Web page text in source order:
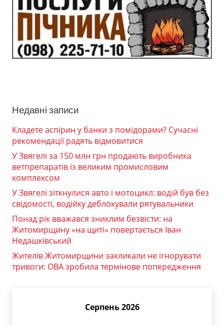
Недавні записи
Кладете аспірин у банки з помідорами? Сучасні
рекомендації радять відмовитися
У Звягелі за 150 млн грн продають виробника
ветпрепаратів із великим промисловим
комплексом
У Звягелі зіткнулися авто і мотоцикл: водій був без
свідомості, водійку деблокували рятувальники
Понад рік вважався зниклим безвісти: на
Житомирщину «на щиті» повертається Іван
Недашківський
Жителів Житомирщини закликали не ігнорувати
тривоги: ОВА зробила термінове попередження
Серпень 2026